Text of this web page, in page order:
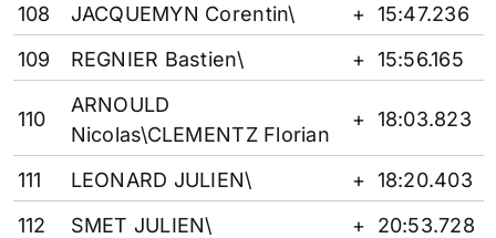
108 JACQUEMYN Corentin\ + 15:47.236
109
REGNIER Bastien\ + 15:56.165
110
ARNOULD
Nicolas\CLEMENTZ Florian
+ 18:03.823
111 LEONARD JULIEN\ + 18:20.403
112
SMET JULIEN\ +
20:53.728